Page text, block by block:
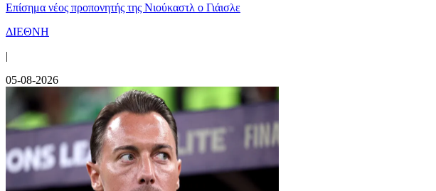
Επίσημα νέος προπονητής της Νιούκαστλ ο Γιάισλε
ΔΙΕΘΝΗ
|
05-08-2026